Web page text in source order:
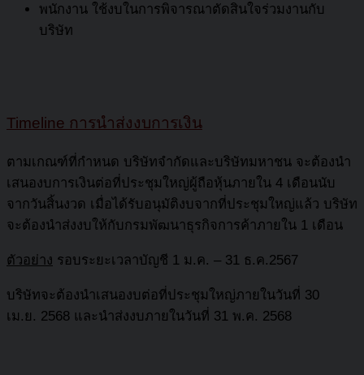
พนักงาน ใช้งบในการพิจารณาตัดสินใจร่วมงานกับ
บริษัท
Timeline การนำส่งงบการเงิน
ตามเกณฑ์ที่กำหนด บริษัทจำกัดและบริษัทมหาชน จะต้องนำ
เสนองบการเงินต่อที่ประชุมใหญ่ผู้ถือหุ้นภายใน 4 เดือนนับ
จากวันสิ้นงวด เมื่อได้รับอนุมัติงบจากที่ประชุมใหญ่แล้ว บริษัท
จะต้องนำส่งงบให้กับกรมพัฒนาธุรกิจการค้าภายใน 1 เดือน
ตัวอย่าง รอบระยะเวลาบัญชี 1 ม.ค. – 31 ธ.ค.2567
บริษัทจะต้องนำเสนองบต่อที่ประชุมใหญ่ภายในวันที่ 30
เม.ย. 2568 และนำส่งงบภายในวันที่ 31 พ.ค. 2568